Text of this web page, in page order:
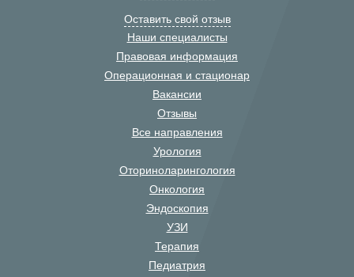
Оставить свой отзыв
Наши специалисты
Правовая информация
Операционная и стационар
Вакансии
Отзывы
Все направления
Урология
Оториноларингология
Онкология
Эндоскопия
УЗИ
Терапия
Педиатрия